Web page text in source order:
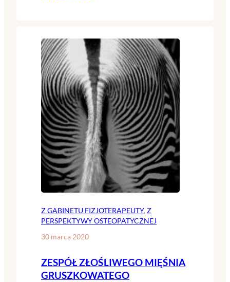
Z GABINETU FIZJOTERAPEUTY, Z
PERSPEKTYWY OSTEOPATYCZNEJ
30 marca 2020
ZESPÓŁ ZŁOŚLIWEGO MIĘŚNIA
GRUSZKOWATEGO